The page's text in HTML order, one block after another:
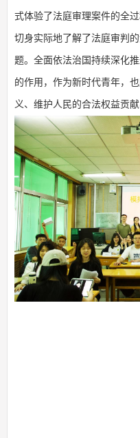
式体验了法庭审理案件的全
切身实际地了解了法庭审判
题。全面依法治国持续深化
的作用，作为新时代青年，
义、维护人民的合法权益贡献
（